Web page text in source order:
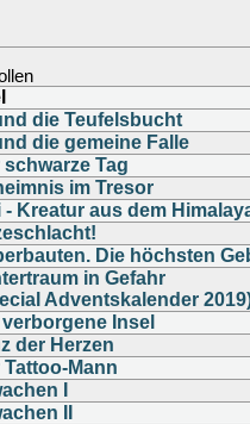
die Teufelsbucht
die gemeine Falle
schwarze Tag
im Tresor
- Kreatur aus dem
Die höchsten
in Gefahr
Adventskalender
verborgene Insel
der Herzen
Tattoo-Mann
I
II